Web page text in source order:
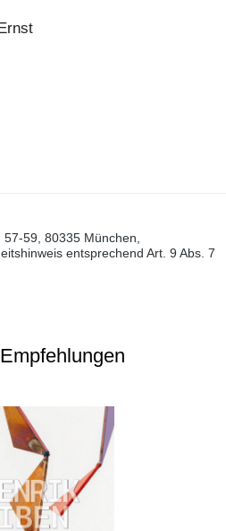
59, 80335 München,
entsprechend Art. 9 Abs. 7